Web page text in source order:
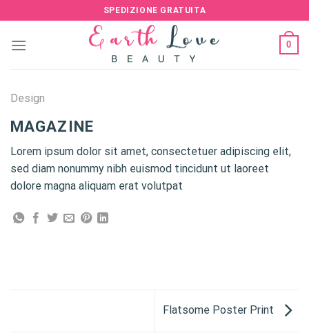
to
content
SPEDIZIONE GRATUITA
0
Design
MAGAZINE
Lorem ipsum dolor sit amet, consectetuer adipiscing elit,
sed diam nonummy nibh euismod tincidunt ut laoreet
dolore magna aliquam erat volutpat
Flatsome Poster Print